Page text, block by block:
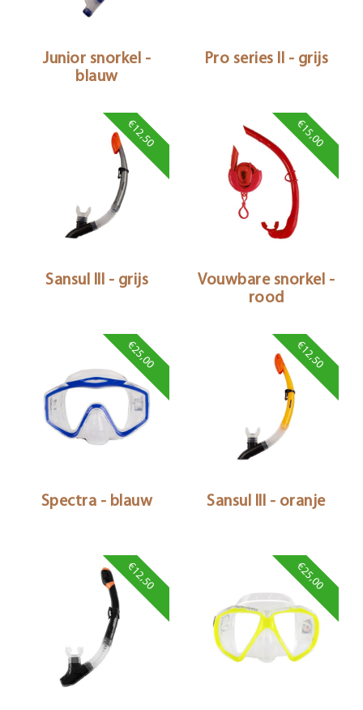
Junior snorkel -
blauw
Pro series II - grijs
€12,50
Sansul III - grijs
€15,00
Vouwbare snorkel -
rood
€25,00
Spectra - blauw
€12,50
Sansul III - oranje
€12,50 €25,00